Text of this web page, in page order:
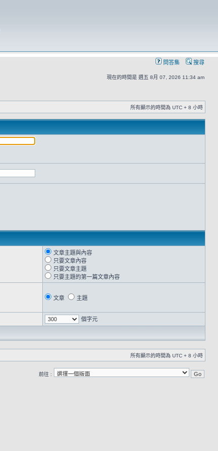
問答集 搜尋
現在的時間是 週五 8月 07, 2026 11:34 am
所有顯示的時間為 UTC + 8 小時
文章主題與內容
只要文章內容
只要文章主題
只要主題的第一篇文章內容
文章 主題
個字元
所有顯示的時間為 UTC + 8 小時
前往 :